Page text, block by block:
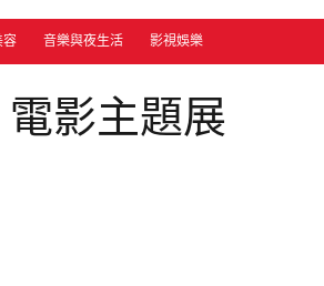
容 音樂與夜生活 影視娛樂
電影主題展